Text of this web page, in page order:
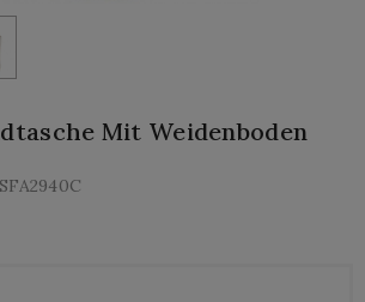
Mit Weidenboden